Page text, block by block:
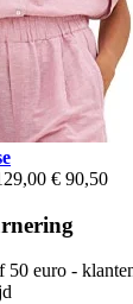
€ 90,50
50 euro -